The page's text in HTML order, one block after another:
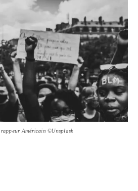
Américain ©Unsplash